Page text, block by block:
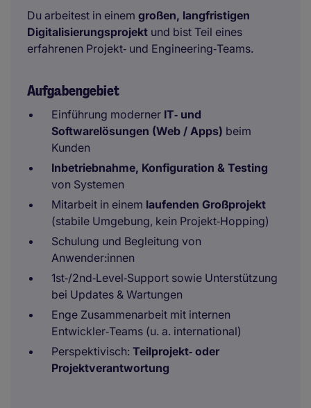
Du arbeitest in einem großen, langfristigen
Digitalisierungsprojekt und bist Teil eines
erfahrenen Projekt‑ und Engineering‑Teams.
Aufgabengebiet
Einführung moderner IT‑ und
Softwarelösungen (Web / Apps) beim
Kunden
Inbetriebnahme, Konfiguration & Testing
von Systemen
Mitarbeit in einem laufenden Großprojekt
(stabile Umgebung, kein Projekt‑Hopping)
Schulung und Begleitung von
Anwender:innen
1st‑/2nd‑Level‑Support sowie Unterstützung
bei Updates & Wartungen
Enge Zusammenarbeit mit internen
Entwickler‑Teams (u. a. international)
Perspektivisch: Teilprojekt‑ oder
Projektverantwortung